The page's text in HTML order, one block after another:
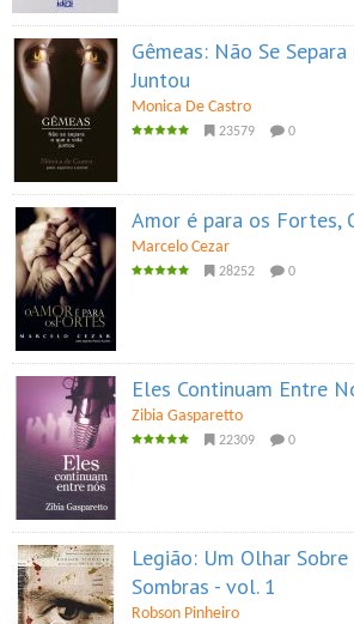
Gêmeas: Não Se
Juntou
Monica De Castro
23579 0
Amor é para os Fortes,
Marcelo Cezar
28252 0
Eles Continuam Entre
Zibia Gasparetto
22309 0
Legião: Um Olhar
Sombras - vol. 1
Robson Pinheiro